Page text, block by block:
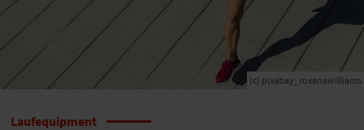
(c) pixabay_roxanawilliams
Laufequipment